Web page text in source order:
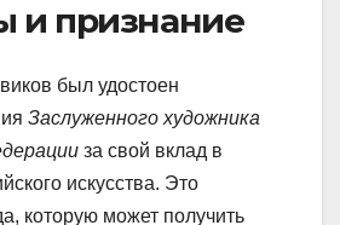
и признание
был удостоен
Заслуженного художника
за свой вклад в
искусства. Это
которую может получить